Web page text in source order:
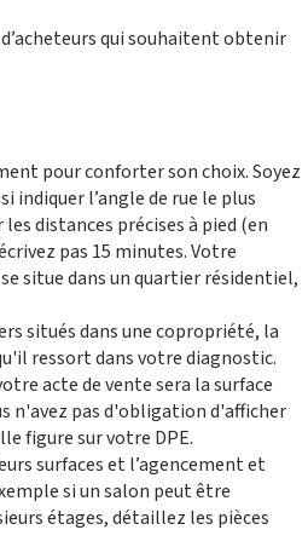
qui souhaitent obtenir
pour conforter son choix. Soyez
indiquer l’angle de rue le plus
distances précises à pied (en
pas 15 minutes. Votre
situe dans un quartier résidentiel,
situés dans une copropriété, la
ressort dans votre diagnostic.
acte de vente sera la surface
n'avez pas d'obligation d'afficher
figure sur votre DPE.
surfaces et l’agencement et
si un salon peut être
étages, détaillez les pièces